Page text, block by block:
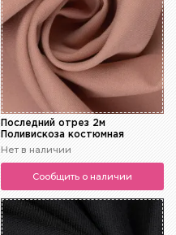
Последний отрез 2м
Поливискоза костюмная
Нет в наличии
Сообщить о наличии